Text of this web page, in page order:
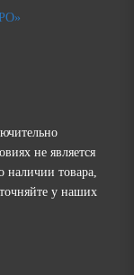
не является
товара,
у наших